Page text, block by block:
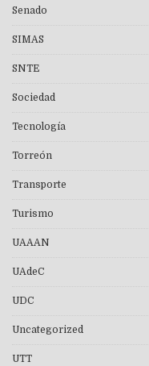
Senado
SIMAS
SNTE
Sociedad
Tecnología
Torreón
Transporte
Turismo
UAAAN
UAdeC
UDC
Uncategorized
UTT